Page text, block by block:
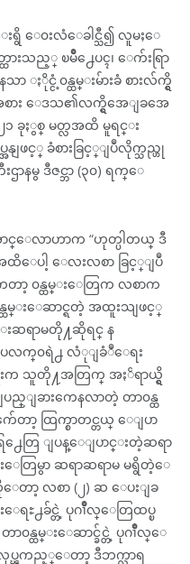
ရွိ ေ၀းလံေခါင္သီ၍ လူမႈေ
ားသည့္ ၿမိဳ႕ေပၚ၊ ေက်းရြာ
ာ ႏိုင္ငံ့၀န္ထမ္းမ်ားခံ စားလ်က္ရွိ
ား ေဒသ၏လက္ရွိအေျခအေ
၁ ခုႏွစ္ မတ္လအထိ မူရင္း
ျဖင့္ ခံစားခြင့္ျပဳလိုက္သည္ဟု
ာနမွ ဒီဇင္ဘာ (၃၀) ရက္ေ
ာင္ေလာဟာက “ဟုတ္ပါတယ္ ဒီ
လအထိေပါ့ ေလးလစာ ခြင့္ျပဳ
ာ့ ၀န္ထမ္းေတြက လစာက
မ္းေဆာင္ရတဲ့ အထူးသျဖင့္
းဆရာမတို႔ဆိုရင္ န
ပလက္၀ရဲ႕ လံုျခံဳေရး
က သူတို႔အတြက္ အႏၲရာယ္ရွိ
ည္ျခားကေနလာတဲ့ တာ၀န္ထ
တာ့ ထြက္စာတင္တယ္ ေျပာ
႕ေတြ ျပန္ေျပာင္းတဲ့ဆရာ
တြမွာ ဆရာဆရာမ မရွိတဲ့ေ
ာ့ လစာ (၂) ဆ ေပးျခ
ႊ႕ခ်င္တဲ့ ပုဂၢိဳလ္ေတြထပ္ၿ
န္ထမ္းေဆာင္ခ်င္တဲ့ ပုဂၢိဳလ္ေ
လုပ္ၾကည့္ေတာ့ ဒီဘက္လာရ